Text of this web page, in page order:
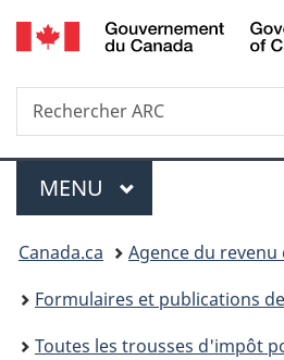
au
à
du
au
à
Recherche
Rechercher
ARC
Menu
MENU PRINCIPAL
Vous
êtes
ici :
Canada.ca
Agence du revenu
Formulaires et publications
Toutes les trousses d'impôt